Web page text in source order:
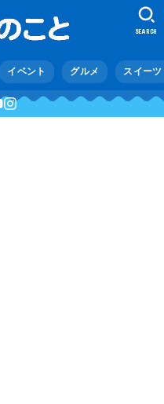
イベント グルメ スイーツ
SEARCH